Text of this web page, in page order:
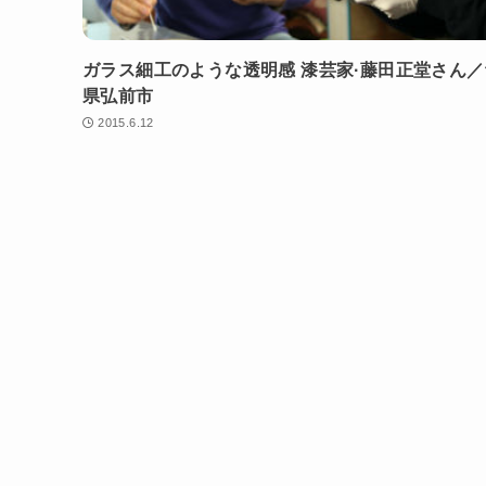
ガラス細工のような透明感 漆芸家·藤田正堂さん
県弘前市
2015.6.12